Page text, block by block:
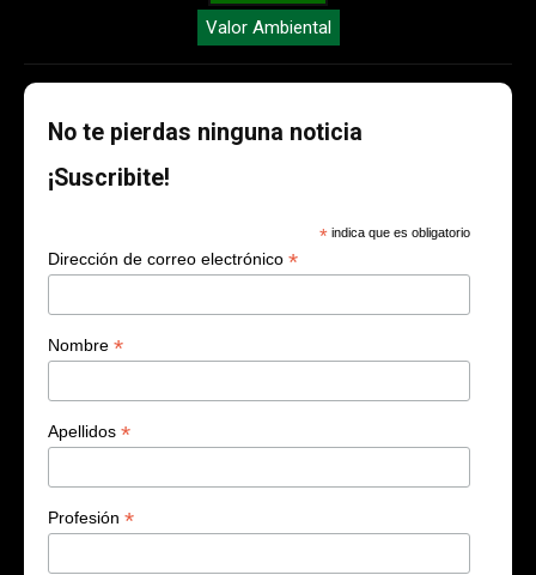
Valor Ambiental
No te pierdas ninguna noticia
¡Suscribite!
* indica que es obligatorio
Dirección de correo electrónico *
Nombre *
Apellidos *
Profesión *